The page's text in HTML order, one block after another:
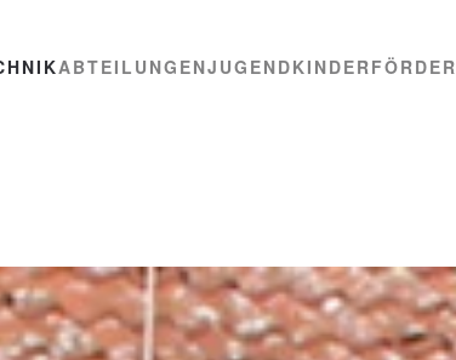
ABTEILUNGENJUGENDKINDER